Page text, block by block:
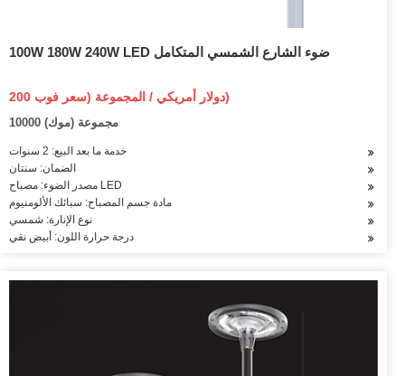
100W 180W 240W LED ضوء الشارع الشمسي المتكامل
200 دولار أمريكي / المجموعة (سعر فوب)
10000 مجموعة (موك)
خدمة ما بعد البيع: 2 سنوات
الضمان: سنتان
مصدر الضوء: مصباح LED
مادة جسم المصباح: سبائك الألومنيوم
نوع الإنارة: شمسي
درجة حرارة اللون: أبيض نقي